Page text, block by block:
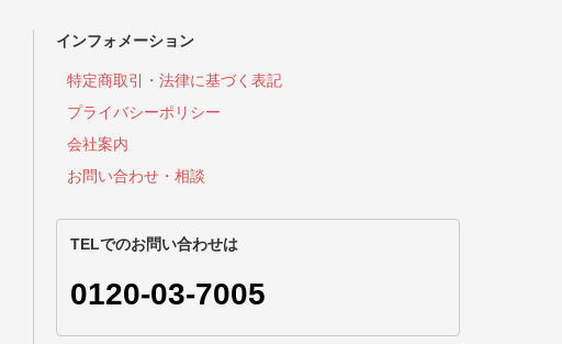
インフォメーション
特定商取引・法律に基づく表記
プライバシーポリシー
会社案内
お問い合わせ・相談
TELでのお問い合わせは
0120-03-7005